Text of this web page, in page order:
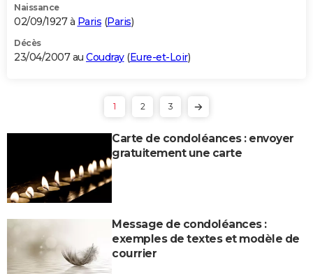
Naissance
02/09/1927 à Paris (Paris)
Décès
23/04/2007 au Coudray(Eure-et-Loir)
1 2 3
Carte de condoléances : envoyer
gratuitement une carte
Message de condoléances :
exemples de textes et modèle de
courrier